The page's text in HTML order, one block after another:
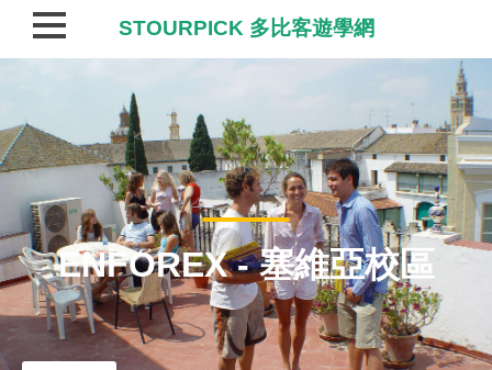
ENFOREX - 塞維亞校區
STOURPICK 多比客遊學網